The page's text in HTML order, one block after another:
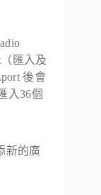
匯入及
後會
入36個
新的廣